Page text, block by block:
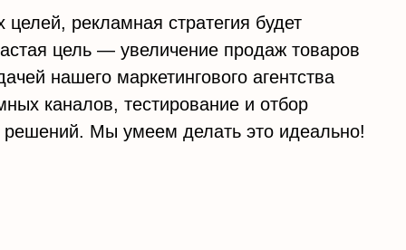
рекламная стратегия будет
цель — увеличение продаж товаров
нашего маркетингового агентства
каналов, тестирование и отбор
Мы умеем делать это идеально!